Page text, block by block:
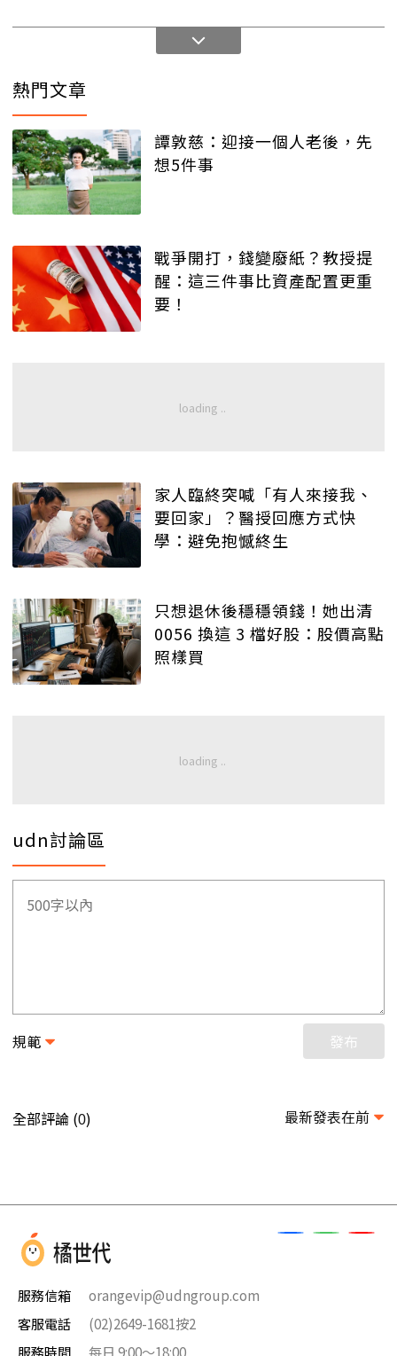
熱門文章
譚敦慈：迎接一個人老後，先
想5件事
戰爭開打，錢變廢紙？教授提
醒：這三件事比資產配置更重
要！
家人臨終突喊「有人來接我、
要回家」？醫授回應方式快
學：避免抱憾終生
只想退休後穩穩領錢！她出清
0056 換這 3 檔好股：股價高點
照樣買
udn討論區
規範 發布
全部評論 (0) 最新發表在前
服務信箱
orangevip@udngroup.com
客服電話
(02)2649-1681按2
服務時間
每日 9:00～18:00